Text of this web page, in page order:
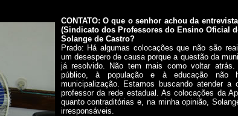
CONTATO: O que o senhor achou da
(Sindicato dos Professores do Ensino Oficial
Solange de Castro?
Prado: Há algumas colocações que não são
um desespero de causa porque a questão da
já resolvido. Não tem mais como voltar atrás.
público, à população e à educação
municipalização. Estamos buscando atender a
professor da rede estadual. As colocações da
quanto contraditórias e, na minha opinião,
irresponsáveis.